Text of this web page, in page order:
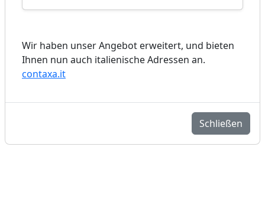
Wir haben unser Angebot erweitert, und bieten
Ihnen nun auch italienische Adressen an.
contaxa.it
Schließen